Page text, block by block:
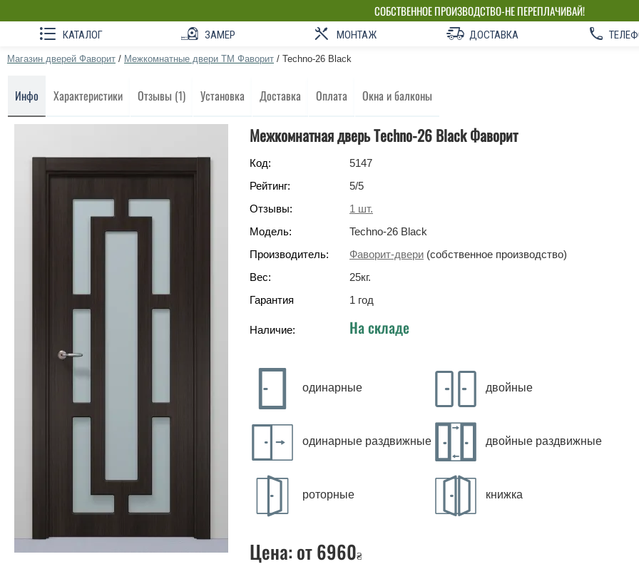
СОБСТВЕННОЕ ПРОИЗВОДСТВО-НЕ ПЕРЕПЛАЧИВАЙ!
КАТАЛОГ ЗАМЕР МОНТАЖ ДОСТАВКА
Магазин дверей Фаворит / Межкомнатные двери ТМ Фаворит / Techno-26 Black
Инфо Характеристики Отзывы (1) Установка Доставка Оплата Окна и балконы
Межкомнатная дверь Techno-26 Black Фаворит
Код:
5147
Рейтинг:
5/5
Отзывы:
1 шт.
Модель:
Techno-26 Black
Производитель:
Фаворит-двери (собственное производство)
Вес:
25кг.
Гарантия
1 год
Наличие: На складе
одинарные двойные
одинарные раздвижные двойные раздвижные
роторные книжка
Цена: от 6960₴